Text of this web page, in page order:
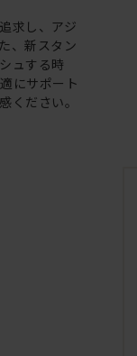
求し、アジ
、新スタン
ュする時
にサポート
ください。